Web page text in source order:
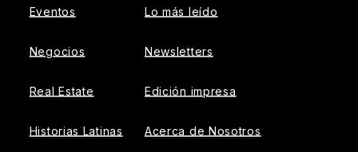
Eventos
Negocios
Real Estate
Historias Latinas
Lo más leído
Newsletters
Edición impresa
Acerca de Nosotros